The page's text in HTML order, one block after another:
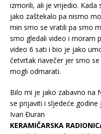
izmorili, ali je vrijedio.
jako zaštekalo pa nismo
min smo se vratili pa smo
smo gledali video i moram
video 6 sati i bio je jako
četvrtak navečer jer smo
mogli odmarati.
Bilo mi je jako zabavno na
se prijaviti i sljedeće
Ivan Đuran
KERAMIČARSKA